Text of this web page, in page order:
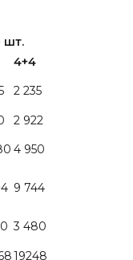
шт.
4+4
2 235
2 922
4 950
9 744
3 480
19248